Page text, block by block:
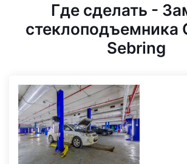
Где сделать -
стеклоподъемника
Sebring